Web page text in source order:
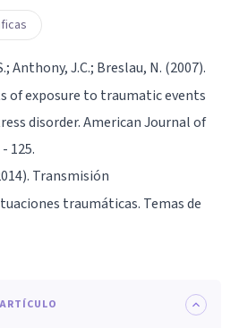
Anthony, J.C.; Breslau, N. (2007).
of exposure to traumatic events
disorder. American Journal of
125.
Transmisión
traumáticas. Temas de